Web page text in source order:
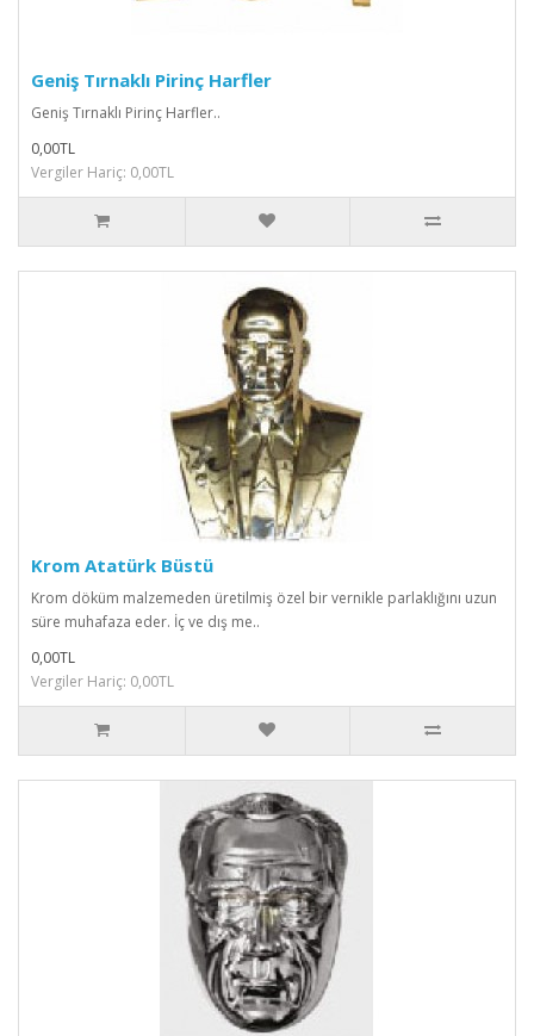
Geniş Tırnaklı Pirinç Harfler
Geniş Tırnaklı Pirinç Harfler..
0,00TL
Vergiler Hariç: 0,00TL
Krom Atatürk Büstü
Krom döküm malzemeden üretilmiş özel bir vernikle parlaklığını uzun
süre muhafaza eder. İç ve dış me..
0,00TL
Vergiler Hariç: 0,00TL